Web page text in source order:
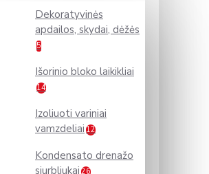
Dekoratyvinės
apdailos, skydai, dėžės
5
Išorinio bloko laikikliai
14
Izoliuoti variniai
vamzdeliai 12
Kondensato drenažo
siurbliukai 26